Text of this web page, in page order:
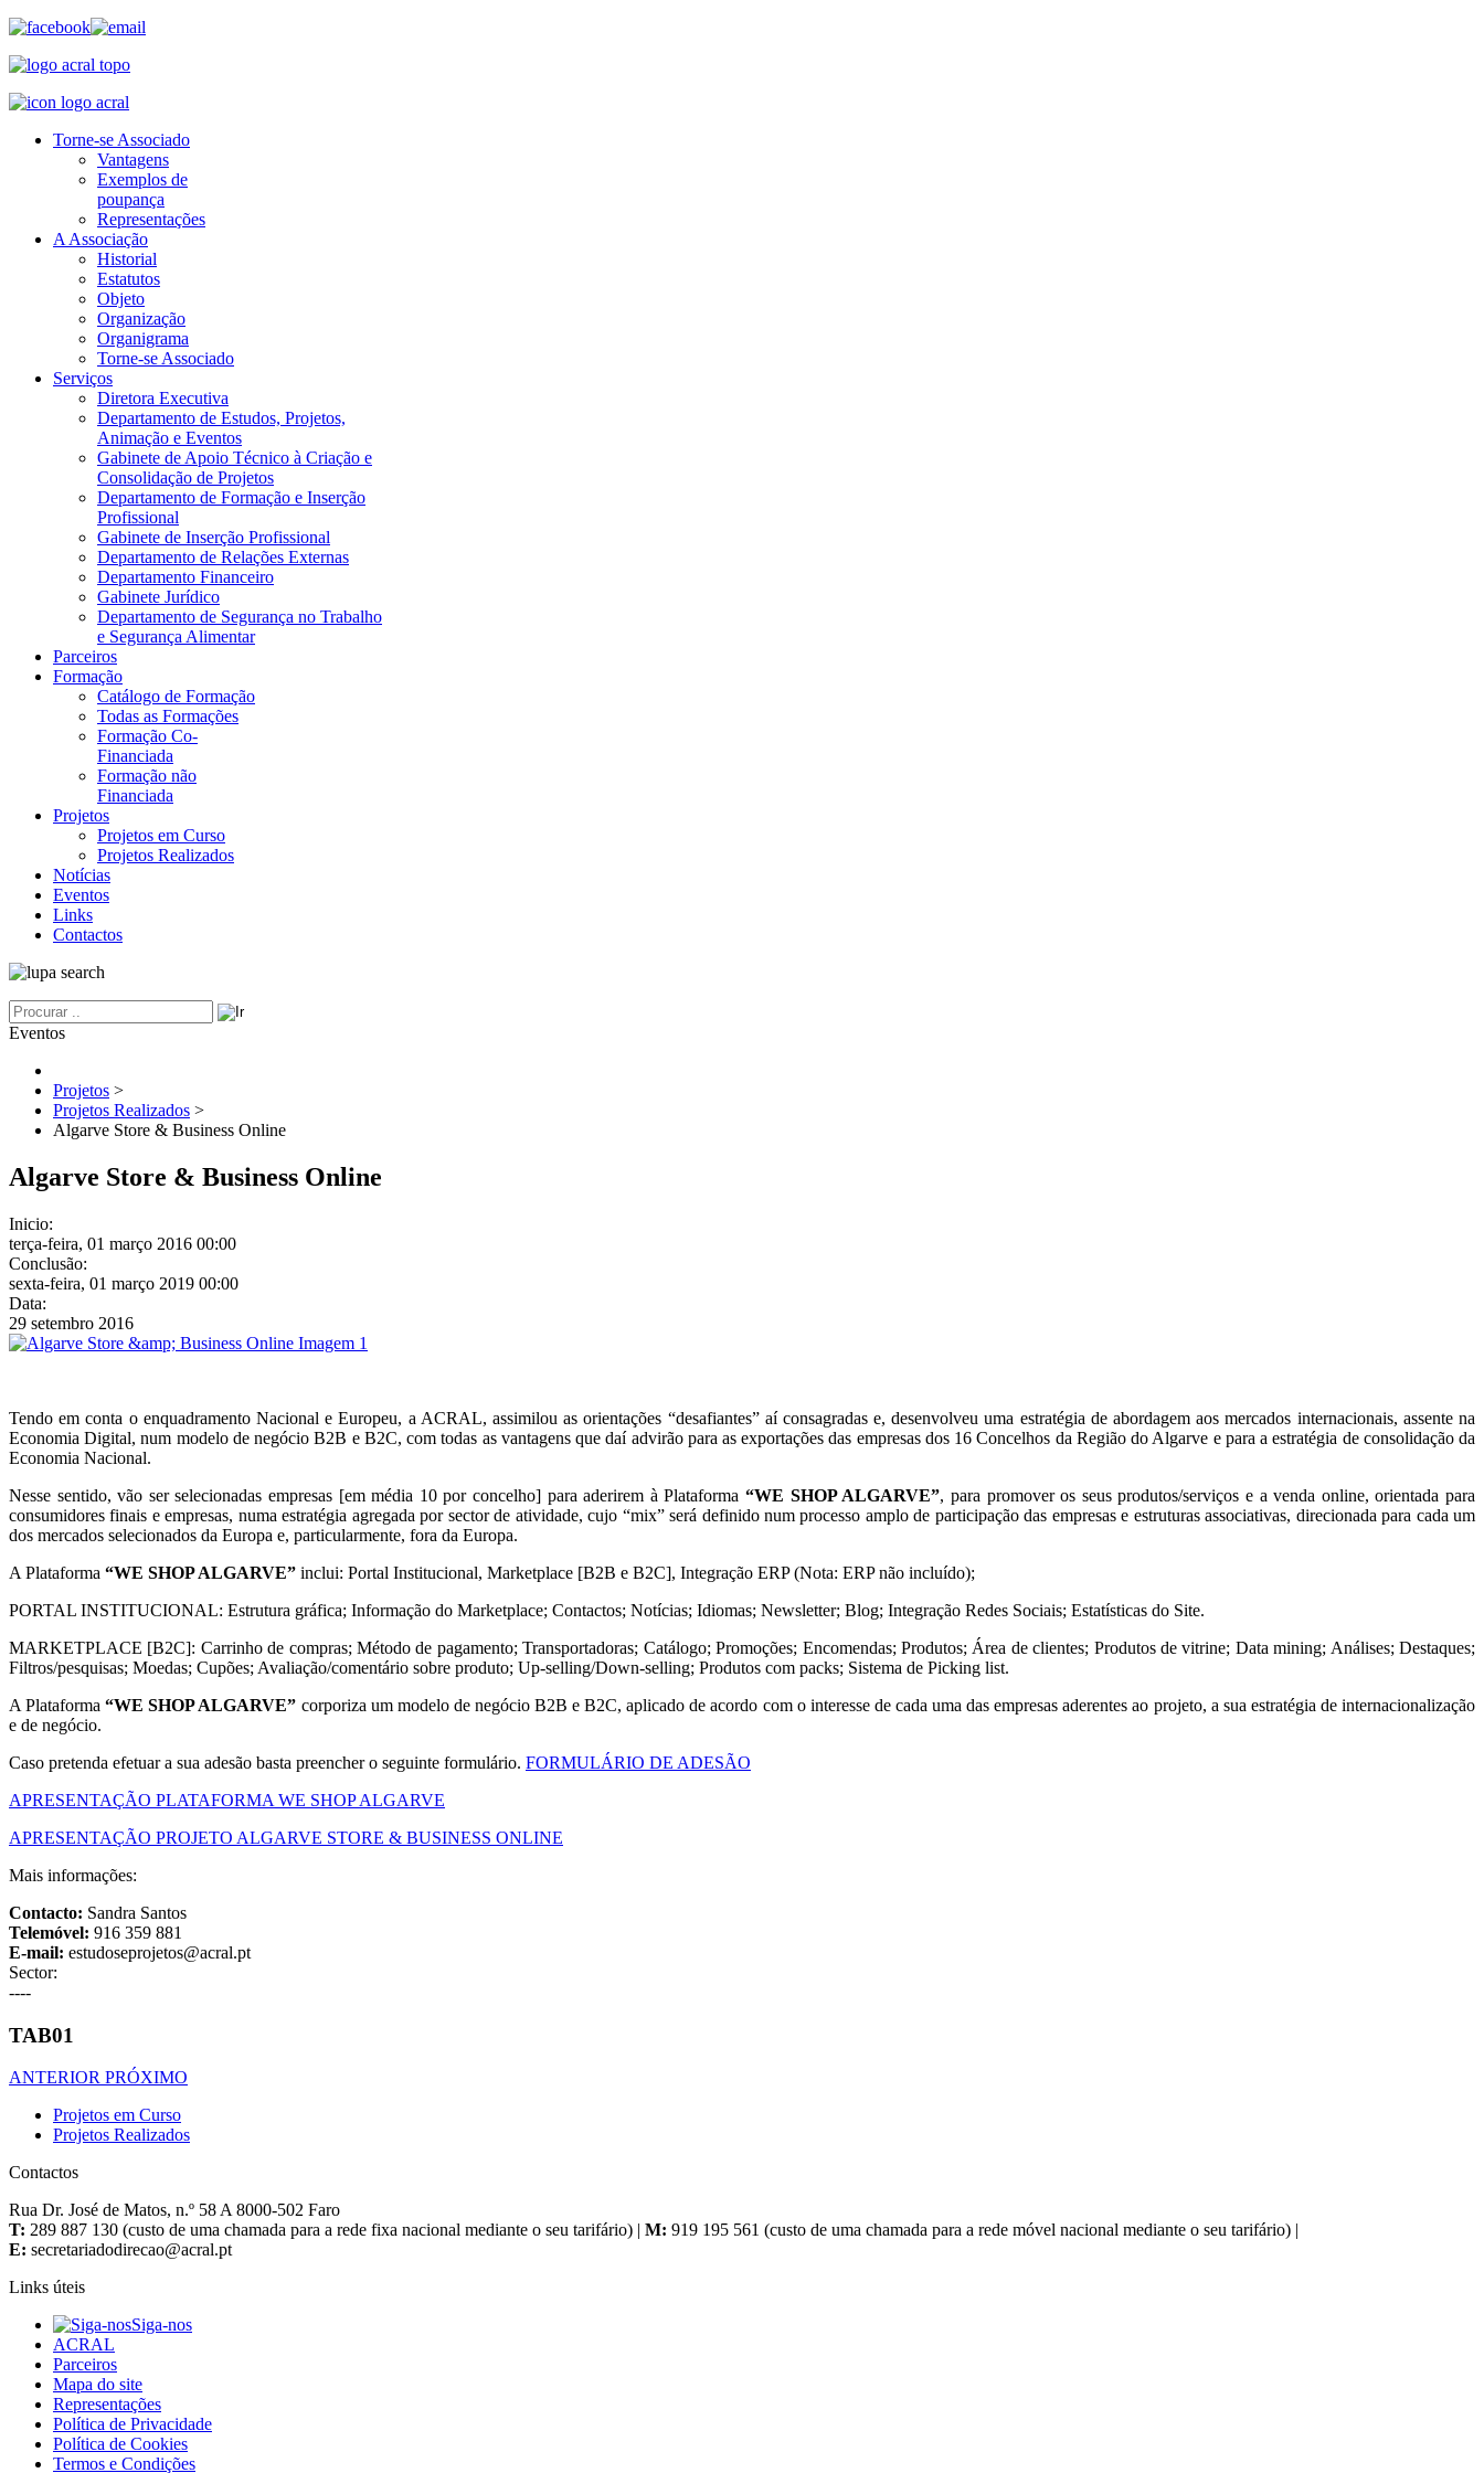
Torne-se Associado
Vantagens
Exemplos de
poupança
Representações
A Associação
Historial
Estatutos
Objeto
Organização
Organigrama
Torne-se Associado
Serviços
Diretora Executiva
Departamento de Estudos, Projetos,
Animação e Eventos
Gabinete de Apoio Técnico à Criação e
Consolidação de Projetos
Departamento de Formação e Inserção
Profissional
Gabinete de Inserção Profissional
Departamento de Relações Externas
Departamento Financeiro
Gabinete Jurídico
Departamento de Segurança no Trabalho
e Segurança Alimentar
Parceiros
Formação
Catálogo de Formação
Todas as Formações
Formação Co-
Financiada
Formação não
Financiada
Projetos
Projetos em Curso
Projetos Realizados
Notícias
Eventos
Links
Contactos
Eventos
Projetos >
Projetos Realizados >
Algarve Store & Business Online
Algarve Store & Business Online
Inicio:
terça-feira, 01 março 2016 00:00
Conclusão:
sexta-feira, 01 março 2019 00:00
Data:
29 setembro 2016
Tendo em conta o enquadramento Nacional e Europeu, a ACRAL, assimilou as orientações “desafiantes” aí consagradas e, desenvolveu uma estratégia de abordagem aos mercados internacionais, assente na
Economia Digital, num modelo de negócio B2B e B2C, com todas as vantagens que daí advirão para as exportações das empresas dos 16 Concelhos da Região do Algarve e para a estratégia de consolidação da
Economia Nacional.
Nesse sentido, vão ser selecionadas empresas [em média 10 por concelho] para aderirem à Plataforma“WE SHOP ALGARVE”, para promover os seus produtos/serviços e a venda online, orientada para
consumidores finais e empresas, numa estratégia agregada por sector de atividade, cujo “mix” será definido num processo amplo de participação das empresas e estruturas associativas, direcionada para cada um
dos mercados selecionados da Europa e, particularmente, fora da Europa.
A Plataforma “WE SHOP ALGARVE” inclui: Portal Institucional, Marketplace [B2B e B2C], Integração ERP (Nota: ERP não incluído);
PORTAL INSTITUCIONAL: Estrutura gráfica; Informação do Marketplace; Contactos; Notícias; Idiomas; Newsletter; Blog; Integração Redes Sociais; Estatísticas do Site.
MARKETPLACE [B2C]: Carrinho de compras; Método de pagamento; Transportadoras; Catálogo; Promoções; Encomendas; Produtos; Área de clientes; Produtos de vitrine; Data mining; Análises; Destaques;
Filtros/pesquisas; Moedas; Cupões; Avaliação/comentário sobre produto; Up-selling/Down-selling; Produtos com packs; Sistema de Picking list.
A Plataforma“WE SHOP ALGARVE” corporiza um modelo de negócio B2B e B2C, aplicado de acordo com o interesse de cada uma das empresas aderentes ao projeto, a sua estratégia de internacionalização
e de negócio.
Caso pretenda efetuar a sua adesão basta preencher o seguinte formulário. FORMULÁRIO DE ADESÃO
APRESENTAÇÃO PLATAFORMA WE SHOP ALGARVE
APRESENTAÇÃO PROJETO ALGARVE STORE & BUSINESS ONLINE
Mais informações:
Contacto: Sandra Santos
Telemóvel: 916 359 881
E-mail:
Sector:
----
TAB01
ANTERIOR PRÓXIMO
Projetos em Curso
Projetos Realizados
Contactos
Rua Dr. José de Matos, n.º 58 A 8000-502 Faro
T: 289 887 130 (custo de uma chamada para a rede fixa nacional mediante o seu tarifário) | M: 919 195 561 (custo de uma chamada para a rede móvel nacional mediante o seu tarifário) |
E:
Links úteis
Siga-nos
ACRAL
Parceiros
Mapa do site
Representações
Política de Privacidade
Política de Cookies
Termos e Condições